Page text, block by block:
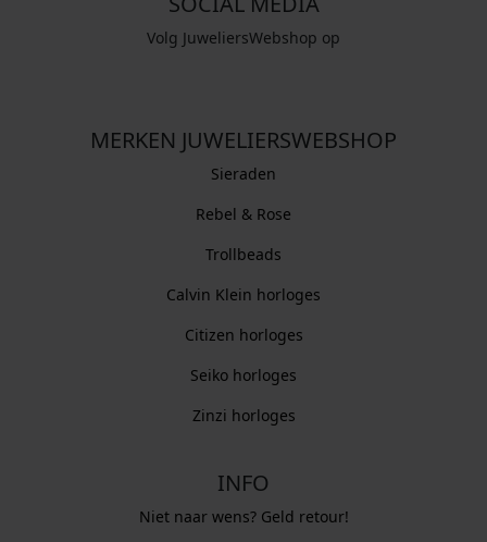
Volg JuweliersWebshop op
MERKEN JUWELIERSWEBSHOP
Sieraden
Rebel & Rose
Trollbeads
Calvin Klein horloges
Citizen horloges
Seiko horloges
Zinzi horloges
INFO
Niet naar wens? Geld retour!